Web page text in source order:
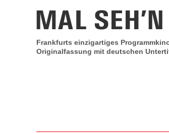
Frankfurts einzigartiges
Originalfassung mit deutschen